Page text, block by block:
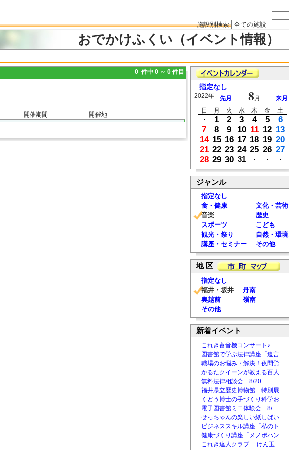
施設別検索
おでかけふくい（イベント情報）
0 件中 0 ～ 0 件目
開催期間 開催地
指定なし
2022年 先月 8 月
来月
日
月 火 水 木 金
土
・
1 2 3 4 5
6
7
8 9 10 11 12 13
14 15 16 17 18 19 20
21 22 23 24 25 26 27
28 29 30 31 ・ ・ ・
ジャンル
指定なし
食・健康
文化・芸術
音楽
歴史
スポーツ
こども
観光・祭り
自然・環境
講座・セミナー
その他
地 区
指定なし
福井・坂井
丹南
奥越前
嶺南
その他
新着イベント
これき蓄音機コンサート♪
図書館で学ぶ法律講座「遺言...
職場のお悩み・解決！夜間労...
かるたクイーンが教える百人...
無料法律相談会 8/20
福井県立歴史博物館 特別展...
くどう博士の手づくり科学お...
電子図書館ミニ体験会 8/...
せっちゃんの楽しい紙しばい...
ビジネススキル講座「私のト...
健康づくり講座「メノポハン...
これき達人クラブ けん玉...